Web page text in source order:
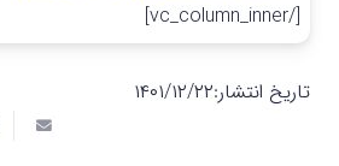
[/vc_column_inner]
تاریخ انتشار:۱۴۰۱/۱۲/۲۲